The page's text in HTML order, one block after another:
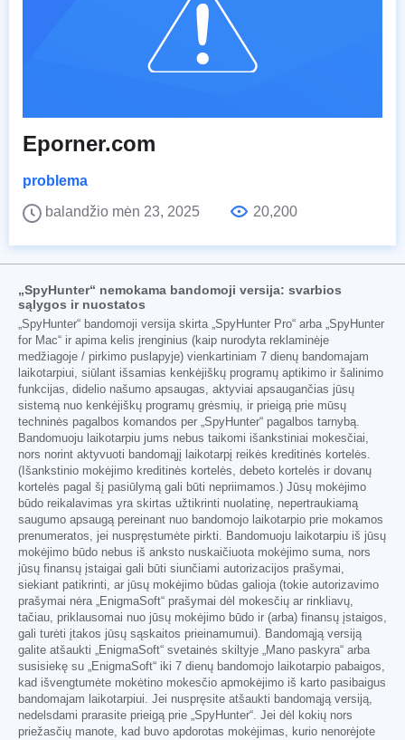
Eporner.com
problema
balandžio mėn 23, 2025
20,200
„SpyHunter“ nemokama bandomoji versija: svarbios
sąlygos ir nuostatos
„SpyHunter“ bandomoji versija skirta „SpyHunter Pro“ arba „SpyHunter
for Mac“ ir apima kelis įrenginius (kaip nurodyta reklaminėje
medžiagoje / pirkimo puslapyje) vienkartiniam 7 dienų bandomajam
laikotarpiui, siūlant išsamias kenkėjiškų programų aptikimo ir šalinimo
funkcijas, didelio našumo apsaugas, aktyviai apsaugančias jūsų
sistemą nuo kenkėjiškų programų grėsmių, ir prieigą prie mūsų
techninės pagalbos komandos per „SpyHunter“ pagalbos tarnybą.
Bandomuoju laikotarpiu jums nebus taikomi išankstiniai mokesčiai,
nors norint aktyvuoti bandomąjį laikotarpį reikės kreditinės kortelės.
(Išankstinio mokėjimo kreditinės kortelės, debeto kortelės ir dovanų
kortelės pagal šį pasiūlymą gali būti nepriimamos.) Jūsų mokėjimo
būdo reikalavimas yra skirtas užtikrinti nuolatinę, nepertraukiamą
saugumo apsaugą pereinant nuo bandomojo laikotarpio prie mokamos
prenumeratos, jei nuspręstumėte pirkti. Bandomuoju laikotarpiu iš jūsų
mokėjimo būdo nebus iš anksto nuskaičiuota mokėjimo suma, nors
jūsų finansų įstaigai gali būti siunčiami autorizacijos prašymai,
siekiant patikrinti, ar jūsų mokėjimo būdas galioja (tokie autorizavimo
prašymai nėra „EnigmaSoft“ prašymai dėl mokesčių ar rinkliavų,
tačiau, priklausomai nuo jūsų mokėjimo būdo ir (arba) finansų įstaigos,
gali turėti įtakos jūsų sąskaitos prieinamumui). Bandomąją versiją
galite atšaukti „EnigmaSoft“ svetainės skiltyje „Mano paskyra“ arba
susisiekę su „EnigmaSoft“ iki 7 dienų bandomojo laikotarpio pabaigos,
kad išvengtumėte mokėtino mokesčio apmokėjimo iš karto pasibaigus
bandomajam laikotarpiui. Jei nuspręsite atšaukti bandomąją versiją,
nedelsdami prarasite prieigą prie „SpyHunter“. Jei dėl kokių nors
priežasčių manote, kad buvo apdorotas mokėjimas, kurio nenorėjote